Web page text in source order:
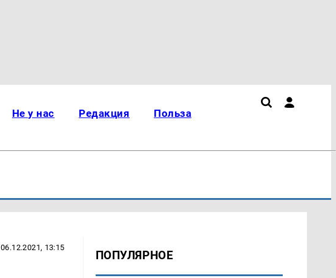
Не у нас Редакция Польза
06.12.2021, 13:15
ПОПУЛЯРНОЕ